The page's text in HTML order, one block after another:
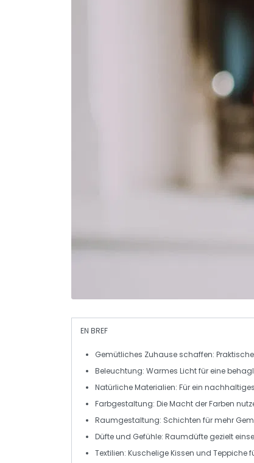
EN BREF
Gemütliches Zuhause schaffen:
Beleuchtung: Warmes Lichtfür eine
Natürliche Materialien: Für ein nachhaltiges
Farbgestaltung: DieMacht der Farben
Raumgestaltung: Schichten für mehr
Düfte und Gefühle: Raumdüfte gezielt
Textilien: Kuschelige Kissen und Teppiche